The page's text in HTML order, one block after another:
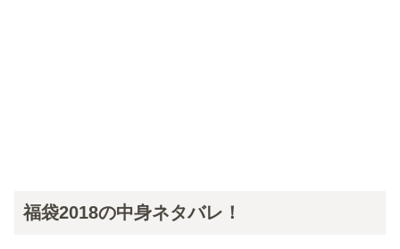
福袋2018の中身ネタバレ！